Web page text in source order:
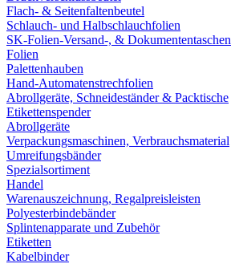
Flach- & Seitenfaltenbeutel
Schlauch- und Halbschlauchfolien
SK-Folien-Versand-, & Dokumententaschen
Folien
Palettenhauben
Hand-Automatenstrechfolien
Abrollgeräte, Schneideständer & Packtische
Etikettenspender
Abrollgeräte
Verpackungsmaschinen, Verbrauchsmaterial
Umreifungsbänder
Spezialsortiment
Handel
Warenauszeichnung, Regalpreisleisten
Polyesterbindebänder
Splintenapparate und Zubehör
Etiketten
Kabelbinder